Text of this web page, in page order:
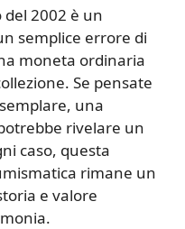
2002 è un
semplice errore di
moneta ordinaria
Se pensate
una
rivelare un
caso, questa
rimane un
e valore